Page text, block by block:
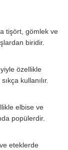
tişört, gömlek ve
biridir.
özellikle
kullanılır.
elbise ve
popülerdir.
eteklerde